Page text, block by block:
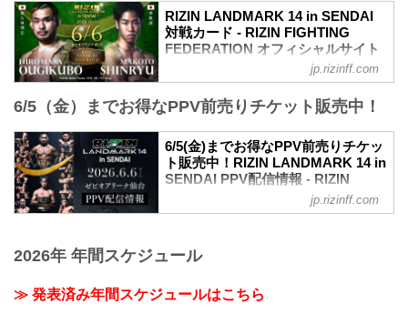
要
開催日時
2026年6月6日（土）13:00開場（予定）／
※開場・開始時間は予定です。決定次第
RIZIN FFオフィシャルサイトにてご案内
します。
会場
ゼビオアリーナ仙台
JR「長町駅」東口：徒歩 約5分
地下鉄南北線「長町駅」北1出口：徒歩
アクセス/周辺マップ - ゼビオアリーナ仙
ナスポーツ」や「エンターテインメン
RIZIN LANDMARK 14 in SENDAI
対戦カード - RIZIN FIGHTING
FEDERATION オフィシャルサイト
フライ級タイトルマッチ／扇久保博正 vs.
フライ級タイトルマッチ
扇久保博正 vs. 神龍誠
元谷友貴 vs. トニー・ララミー
RIZIN MMAルール：5分 3R（57.0kg）
元谷友貴 vs. トニー・ララミー
矢地祐介 vs. ISAO
“ブラックパンサー”ベイノア vs. 芳賀ビラ
RIZIN MMAルール：5分3R（71.0kg）...
jp.rizinff.com
6/5（金）までお得なPPV前売りチケット販売中！
6/5(金)までお得なPPV前売りチケッ
ト販売中！RIZIN LANDMARK 14 in
SENDAI PPV配信情報 - RIZIN
FIGHTING FEDERATION オフィシ
ャルサイト
配信チケットが、5月15日（金）12時より
ABEMA、U-NEXTにて販売がスタートし
たぞ！（※スカパー！は5/23(土)販売開
jp.rizinff.com
2026年 年間スケジュール
≫ 発表済み年間スケジュールはこちら